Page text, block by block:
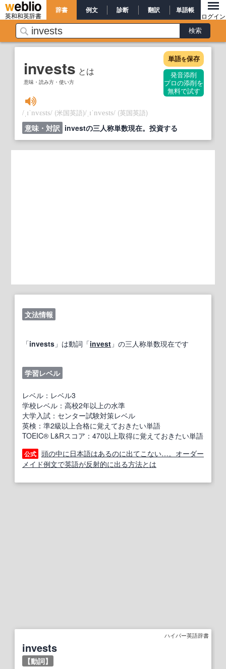
英和和英辞書
辞書 例文 診断 翻訳 単語帳
ログイン
invests とは
意味・読み方・使い方
単語を保存
発音添削
プロの添削を
無料で試す
/ ˌɪˈnvɛsts/ (米国英語)/ ˌɪˈnvests/ (英国英語)
意味・対訳 investの三人称単数現在。投資する
文法情報
「invests 」は動詞「invest 」の三人称単数現在です
学習レベル
レベル：レベル3
学校レベル：高校2年以上の水準
大学入試：センター試験対策レベル
英検：準2級以上合格に覚えておきたい単語
TOEIC® L&Rスコア：470以上取得に覚えておきたい単語
公式 頭の中に日本語はあるのに出てこない…。オーダー
メイド例文で英語が反射的に出る方法とは
ハイパー英語辞書
invests
【動詞】